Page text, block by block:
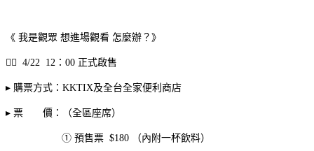
《 我是觀眾 想進場觀看 怎麼辦？》
👉🏽 4/22 12：00 正式啟售
▸ 購票方式：KKTIX及全台全家便利商店
▸ 票 價：（全區座席）
① 預售票 $180 （內附一杯飲料）